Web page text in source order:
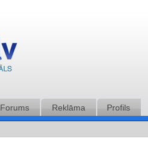
Forums Reklāma Profils